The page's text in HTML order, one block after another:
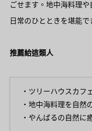
ごせます。地中海料理
日常のひとときを堪能で
推薦給這類人
・ツリーハウスカフ
・地中海料理を自然
・やんばるの自然に